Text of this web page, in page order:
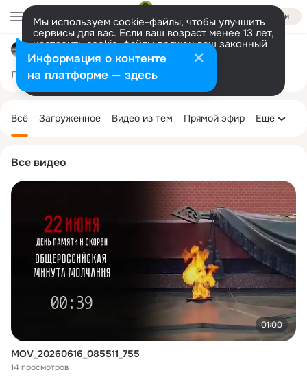
Войти
Мы используем cookie-файлы, чтобы улучшить
сервисы для вас. Если ваш возраст менее 13 лет,
настроить cookie-файлы должен ваш законный
представитель. Больше информации
Разрешить все Настроить
Лента Участники 48 Темы 381
Все видео
01:00
MOV_20260616_085511_755
14 просмотров
колонка
Всё Загруженное Видео из тем Прямой эфир Ещё
Информация о контенте
на платформе — здесь